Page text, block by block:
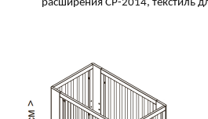
расширения CP-2014, текстиль